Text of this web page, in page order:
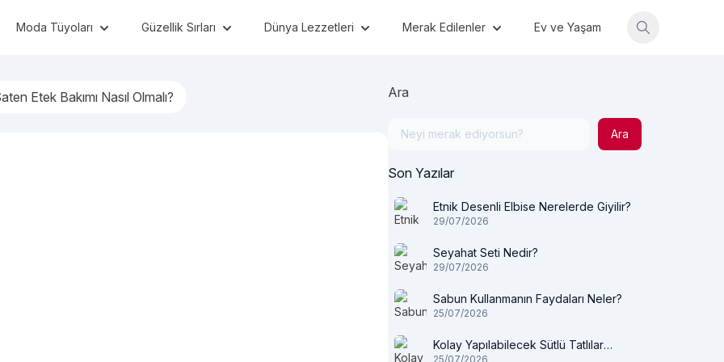
Moda Tüyoları Güzellik Sırları Dünya Lezzetleri Merak Edilenler Ev ve Yaşam
Etek Bakımı Nasıl Olmalı? Ara
Ara
Son Yazılar
Etnik Desenli Elbise Nerelerde Giyilir?
29/07/2026
Seyahat Seti Nedir?
29/07/2026
Sabun Kullanmanın Faydaları Neler?
25/07/2026
Kolay Yapılabilecek Sütlü Tatlılar
25/07/2026